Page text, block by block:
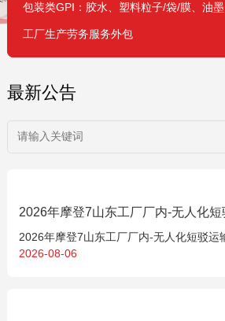
包装类GPI：胶水、塑料粒子/袋/膜、油墨
工厂生产劳务服务外包
最新公告
2026年摩登7山东工厂厂内-无人化
2026年摩登7山东工厂厂内-无人化短驳运
2026-08-06